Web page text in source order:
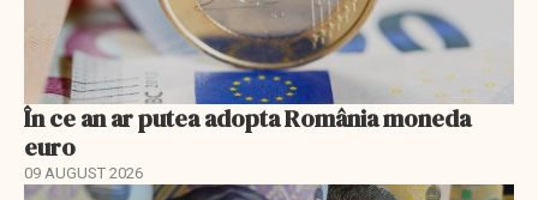
În ce an ar putea adopta România moneda
euro
09 AUGUST 2026